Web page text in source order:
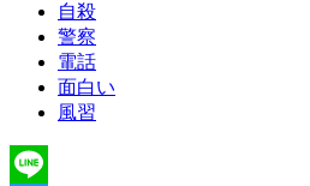
自殺
警察
電話
面白い
風習